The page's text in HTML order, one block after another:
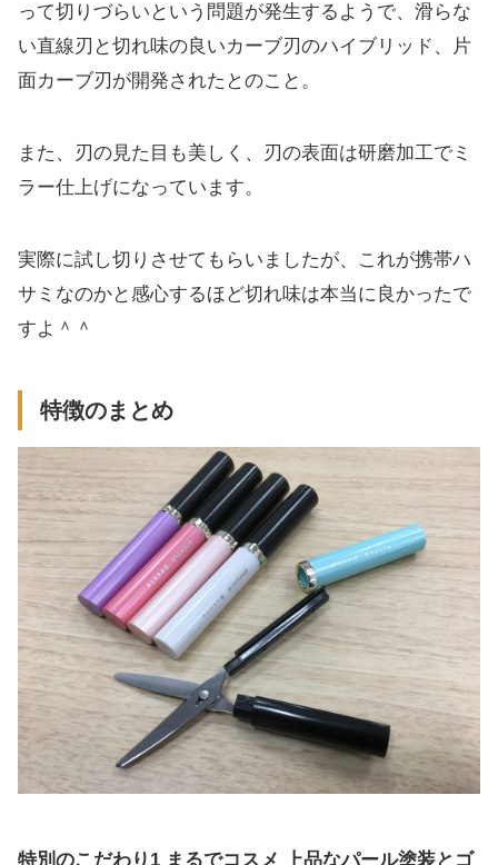
って切りづらいという問題が発生するようで、滑らな
い直線刃と切れ味の良いカーブ刃のハイブリッド、片
面カーブ刃が開発されたとのこと。
また、刃の見た目も美しく、刃の表面は研磨加工でミ
ラー仕上げになっています。
実際に試し切りさせてもらいましたが、これが携帯ハ
サミなのかと感心するほど切れ味は本当に良かったで
すよ＾＾
特徴のまとめ
特別のこだわり1 まるでコスメ 上品なパール塗装とゴ